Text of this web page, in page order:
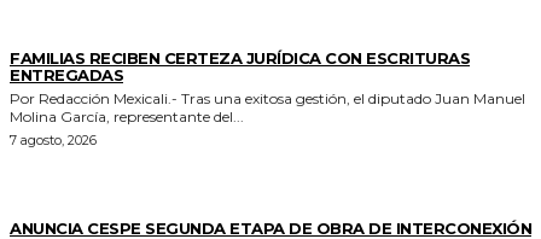
FAMILIAS RECIBEN CERTEZA JURÍDICA CON ESCRITURAS
ENTREGADAS
Por Redacción Mexicali.- Tras una exitosa gestión, el diputado Juan Manuel
Molina García, representante del...
7 agosto, 2026
ANUNCIA CESPE SEGUNDA ETAPA DE OBRA DE INTERCONEXIÓN